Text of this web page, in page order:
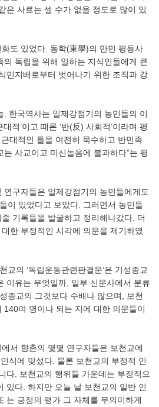
은 사료는 셀 수가 없을 정도로 많이 있
도 있었다. 동학(東學)의 만민 평등사
의 독립을 위해 일하는 지식인들에게 큰
민지배로부터 벗어나기 위한 조직과 강
. 한국역사는 일제강점기의 농민들의 이
적’이고 때론 ‘반(反) 사회적’이라며 평
대적인 틀을 여전히 묵수하고 반민족
사교이고 미신놀음에 불과하다”는 평
연구자들은 일제강점기의 농민들에게도
이 있었다고 보았다. 그러면서 농민들
기록들을 발굴하고 정리해나갔다. 더
한 부정적인 시각에 의문을 제기하였
교의 ‘독립운동관련판결문’은 기성종교
이유는 무엇일까. 일부 신문사에서 분류
종교의 그것보다 수배나 많으며, 보천
140여 명이나 되는 지에 대한 의문들이
서 향촌의 몇몇 연구자들은 보천교에
식에 맞섰다. 물론 보천교의 부정적 인
다. 보천교의 행위들 가운데는 부정적으
있다. 하지만 오늘 날 보천교의 일반 인
는 긍정의 평가 그 자체를 무의미하게